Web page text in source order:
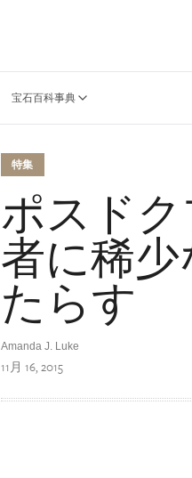
宝石百科事典
特集
ポスド
者に稀
たらす
Amanda J. Luke
11月 16, 2015